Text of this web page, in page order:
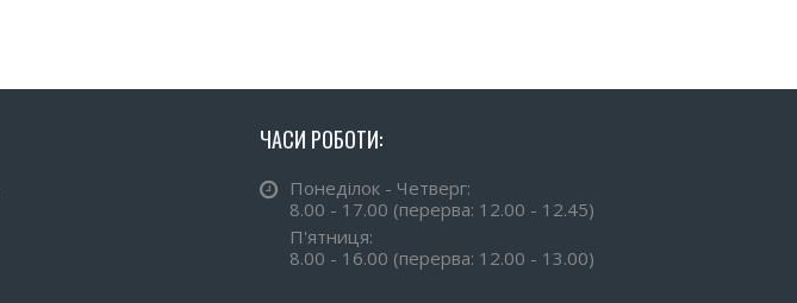
ЧАСИ РОБОТИ:
Понеділок - Четверг:
8.00 - 17.00 (перерва: 12.00 - 12.45)
П'ятниця:
8.00 - 16.00 (перерва: 12.00 - 13.00)